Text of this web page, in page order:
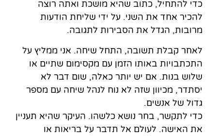
כדי להתחיל, כתוב שהיא מושכת ואתה רוצה
להכיר אחד את השני. על ידי שליחת הודעות
מרובות, הגדל את הסבירות לתגובה.
לאחר קבלת תשובה, התחל שיחה. אני ממליץ על
התכתבויות באותו הזמן עם מקסימום שתיים או
שלוש בנות. אם יש יותר כאלה, שום דבר לא
יסתדר, מכיוון שזה לא נוח לנהל שיחה עם מספר
גדול של אנשים.
כדי לתקשר, בחר נושא כלשהו. העיקר שהיא תעניין
את האישה. לעולם אל תדבר על בריאות או